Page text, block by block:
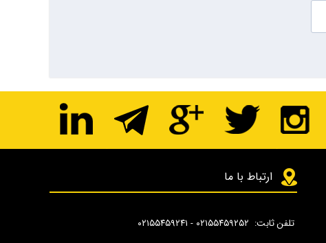
ارتباط با ما
تلفن ثابت: ۰۲۱۵۵۴۵۹۲۵۲ - ۰۲۱۵۵۴۵۹۲۴۱